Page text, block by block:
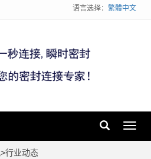
语言选择： 繁體中文
>行业动态